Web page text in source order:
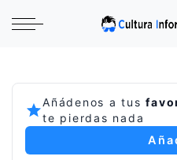
Añádenos a tus
te pierdas nada